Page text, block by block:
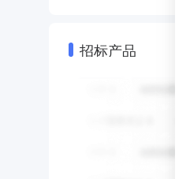
招标产品